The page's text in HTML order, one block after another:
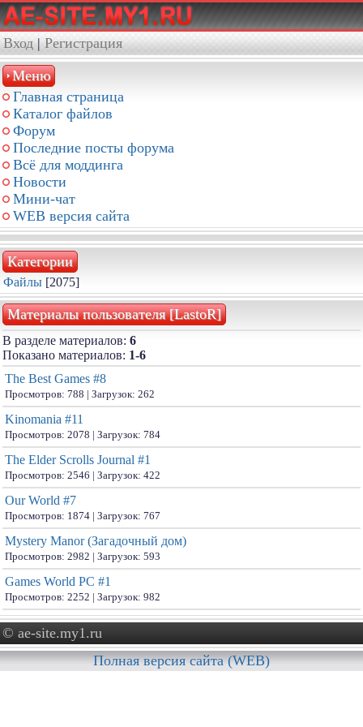
Вход|Регистрация
Меню
Главная страница
Каталог файлов
Форум
Последние посты форума
Всё для моддинга
Новости
Мини-чат
WEB версия сайта
Категории
Файлы [2075]
Материалы пользователя [LastoR]
В разделе материалов: 6
Показано материалов: 1-6
The Best Games #8
Просмотров: 788 | Загрузок: 262
Kinomania #11
Просмотров: 2078 | Загрузок: 784
The Elder Scrolls Journal #1
Просмотров: 2546 | Загрузок: 422
Our World #7
Просмотров: 1874 | Загрузок: 767
Mystery Manor (Загадочный дом)
Просмотров: 2982 | Загрузок: 593
Games World PC #1
Просмотров: 2252 | Загрузок: 982
© ae-site.my1.ru
Полная версия сайта (WEB)